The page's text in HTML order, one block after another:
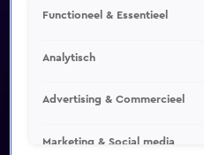
Video helaas
Functioneel & Essentieel
Analytisch
Advertising & Commercieel
Marketing & Social media